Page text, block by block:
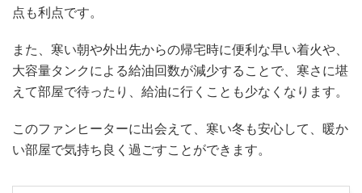
点も利点です。
また、寒い朝や外出先からの帰宅時に便利な早い着火や、
大容量タンクによる給油回数が減少することで、寒さに堪
えて部屋で待ったり、給油に行くことも少なくなります。
このファンヒーターに出会えて、寒い冬も安心して、暖か
い部屋で気持ち良く過ごすことができます。